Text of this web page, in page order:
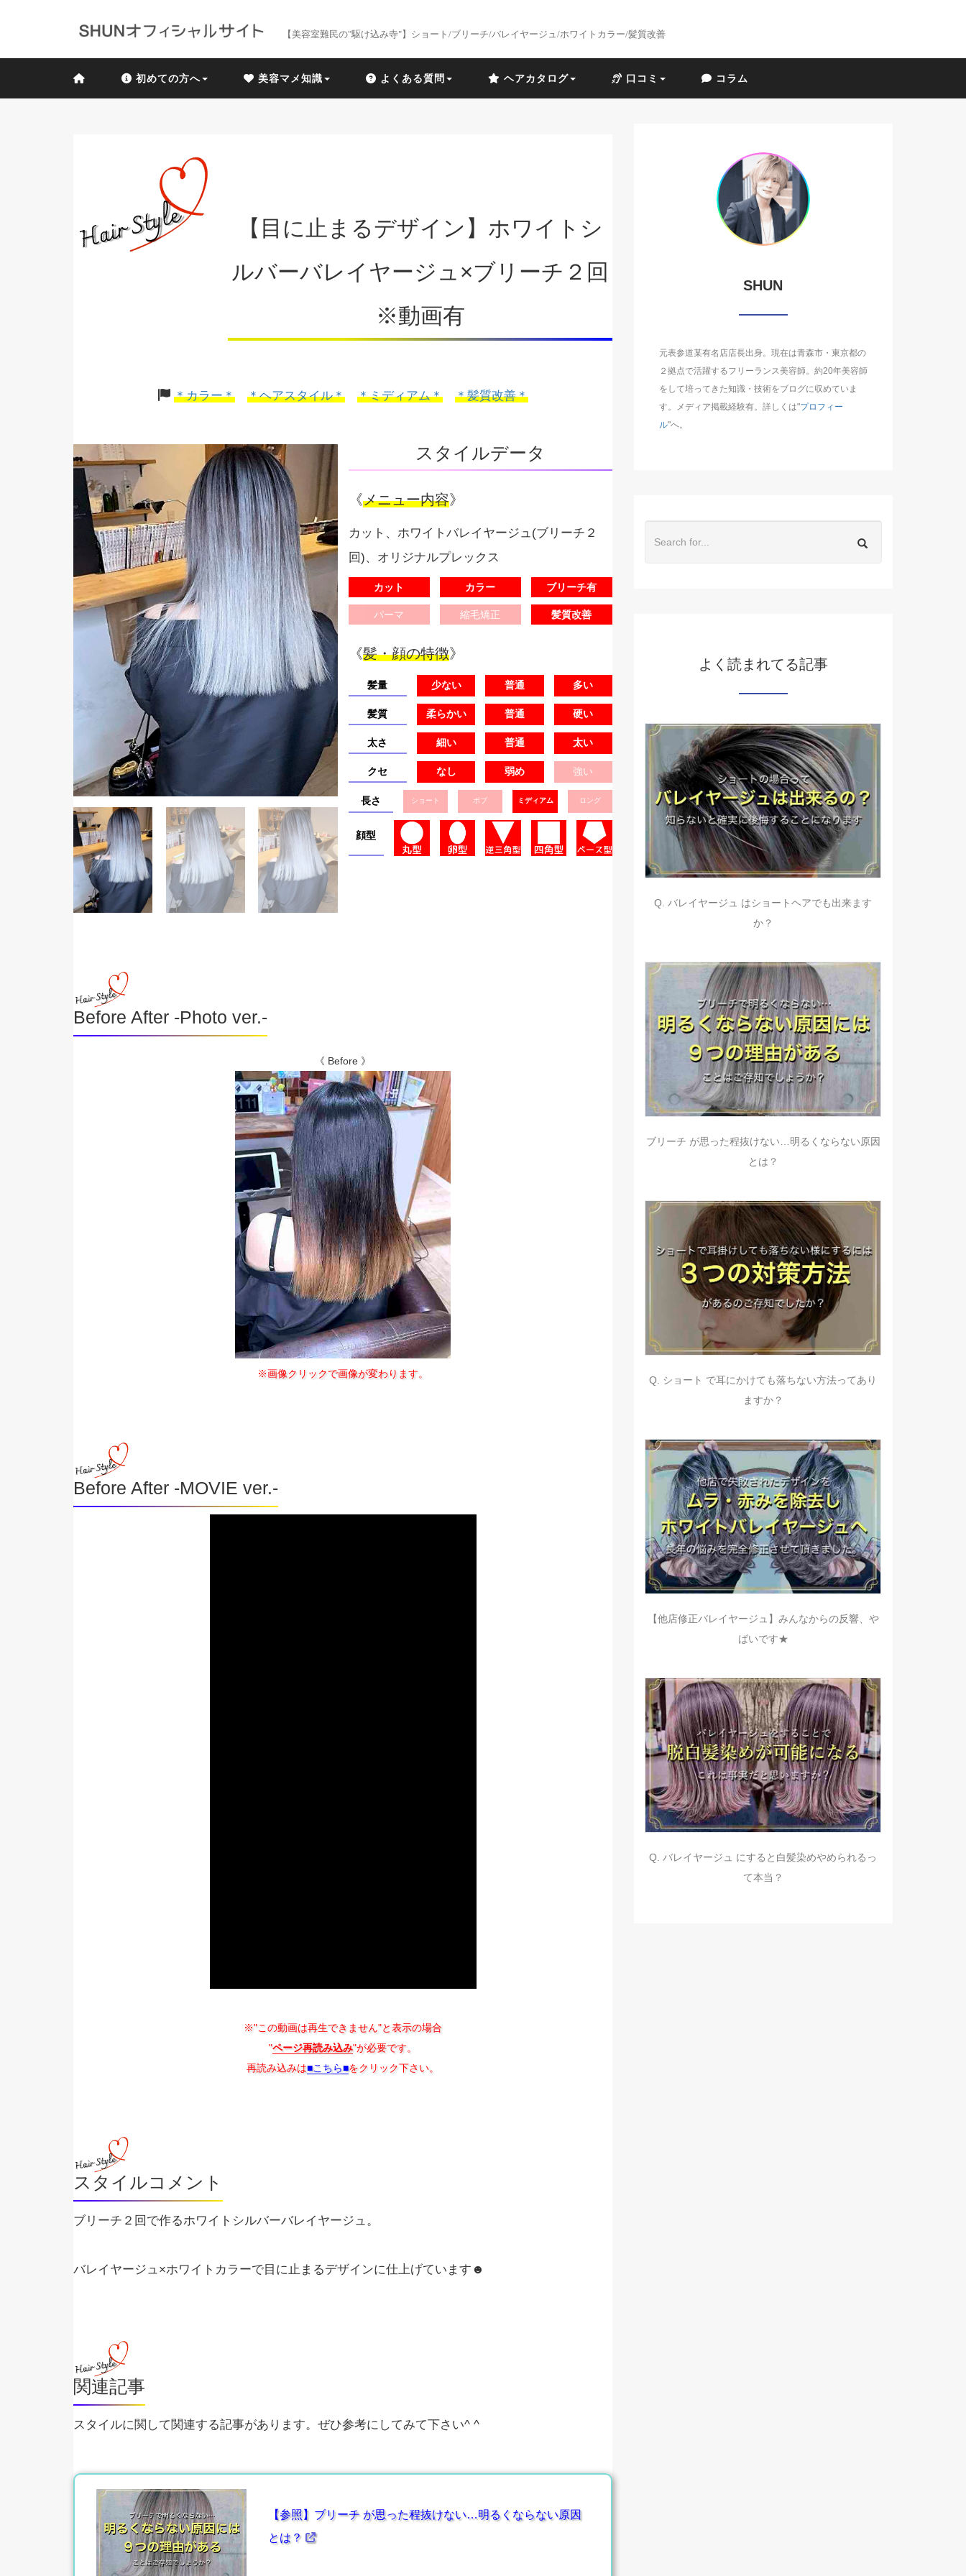
【美容室難民の"駆け込み寺"】ショート/ブリーチ/バレイヤージュ/ホワイトカラー/髪質改善
初めての方へ 美容マメ知識 よくある質問 ヘアカタログ 口コミ コラム
【目に止まるデザイン】ホワイトシ
ルバーバレイヤージュ×ブリーチ２回
※動画有
＊カラー＊ ＊ヘアスタイル＊ ＊ミディアム＊ ＊髪質改善＊
スタイルデータ
《メニュー内容》
カット、ホワイトバレイヤージュ(ブリーチ２
回)、オリジナルプレックス
カット カラー ブリーチ有
パーマ 縮毛矯正 髪質改善
《髪・顔の特徴》
髪量 少ない 普通 多い
髪質 柔らかい 普通 硬い
太さ 細い 普通 太い
クセ なし 弱め 強い
長さ ショート ボブ ミディアム ロング
顔型
Before After -Photo ver.-
《 Before 》
※画像クリックで画像が変わります。
Before After -MOVIE ver.-
※"この動画は再生できません"と表示の場合
"ページ再読み込み"が必要です。
再読み込みは■こちら■をクリック下さい。
スタイルコメント
ブリーチ２回で作るホワイトシルバーバレイヤージュ。
バレイヤージュ×ホワイトカラーで目に止まるデザインに仕上げています☻
関連記事
スタイルに関して関連する記事があります。ぜひ参考にしてみて下さい^ ^
【参照】ブリーチ が思った程抜けない…明るくならない原因
とは？
SHUN
元表参道某有名店店長出身。現在は青森市・東京都の
２拠点で活躍するフリーランス美容師。約20年美容師
をして培ってきた知識・技術をブログに収めていま
す。メディア掲載経験有。詳しくは"プロフィー
ル"へ。
よく読まれてる記事
Q. バレイヤージュ はショートヘアでも出来ます
か？
ブリーチ が思った程抜けない…明るくならない原因
とは？
Q. ショート で耳にかけても落ちない方法ってあり
ますか？
【他店修正バレイヤージュ】みんなからの反響、や
ばいです★
Q. バレイヤージュ にすると白髪染めやめられるっ
て本当？